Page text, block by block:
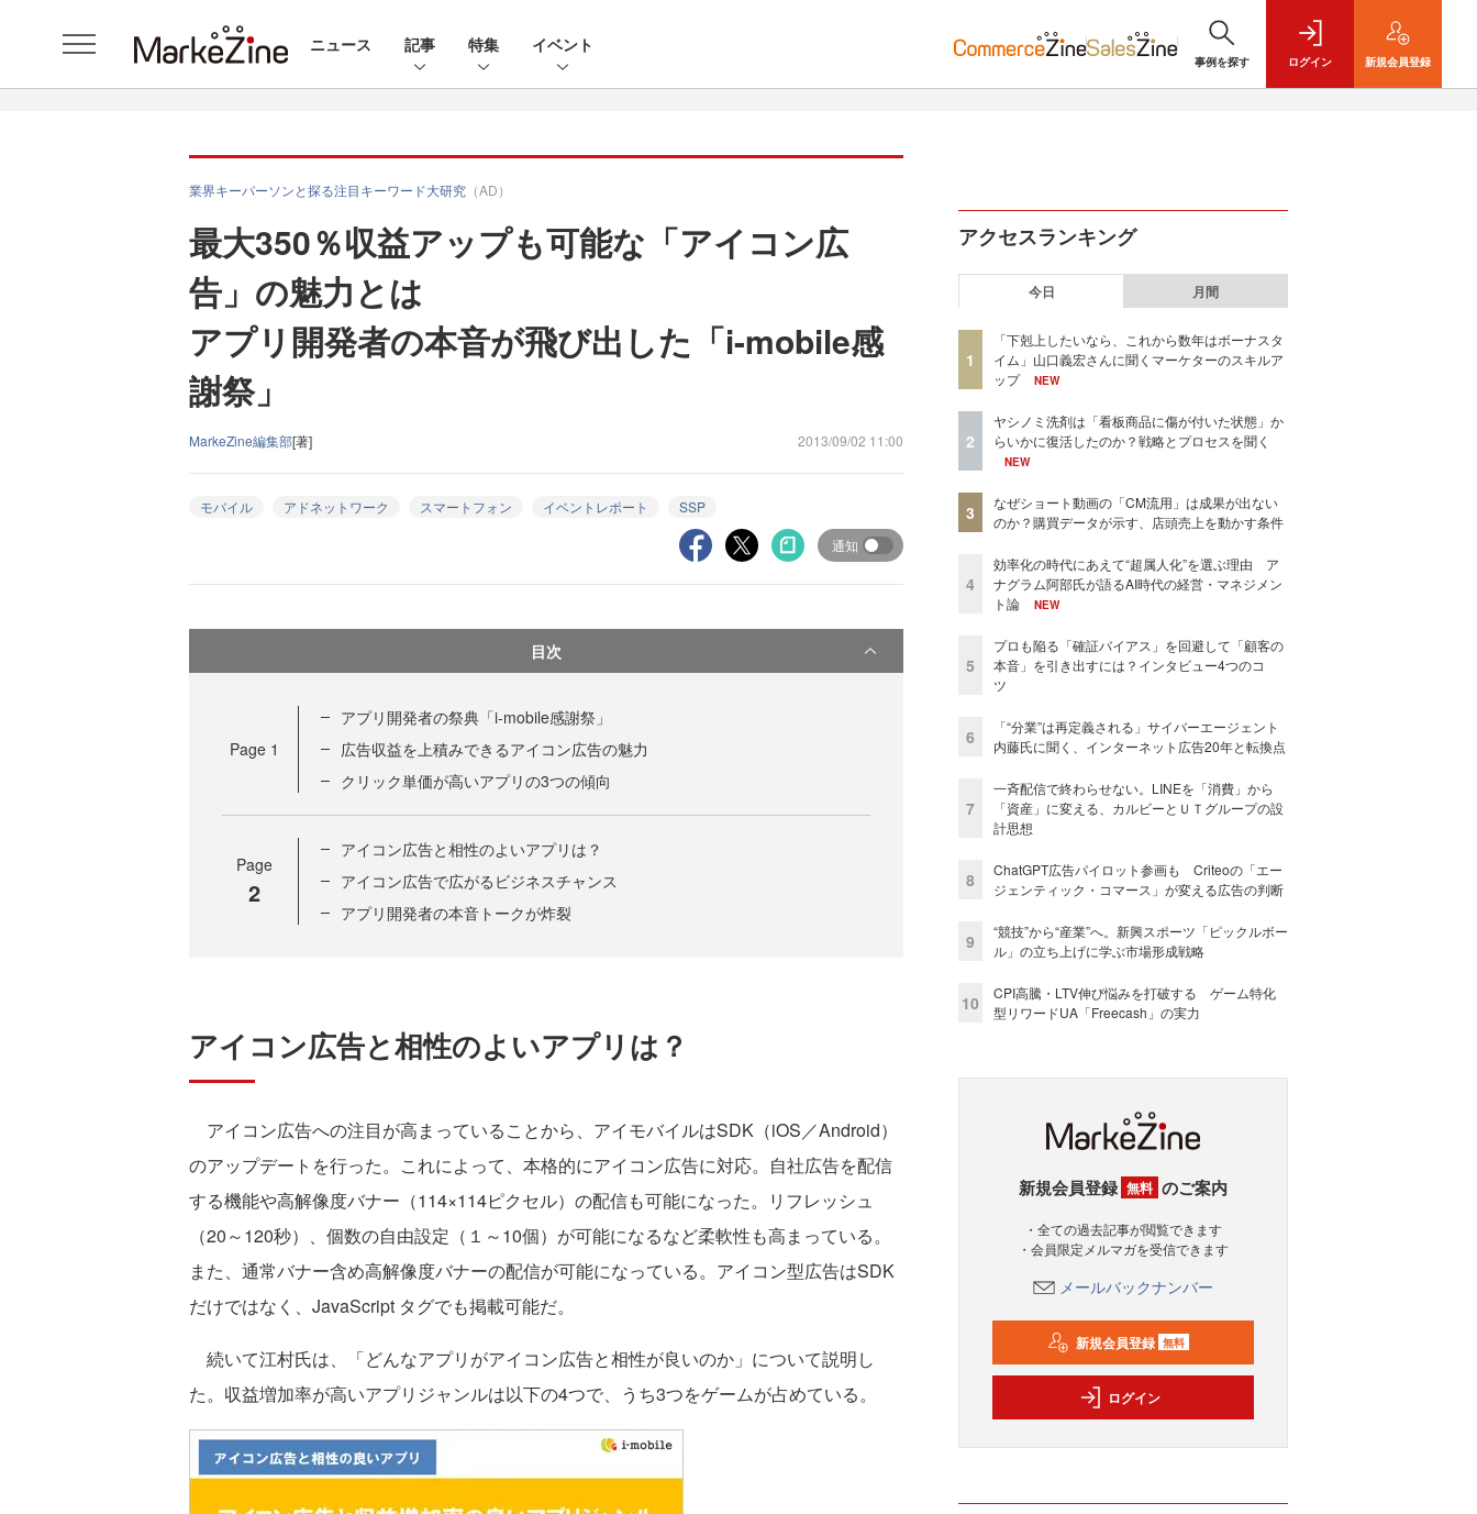
ニュース 記事 特集 イベント
事例を探す ログイン 新規会員登録
業界キーパーソンと探る注目キーワード大研究 （AD）
最大350％収益アップも可能な「アイコン広
告」の魅力とは
アプリ開発者の本音が飛び出した「i-mobile感
謝祭」
MarkeZine編集部[著] 2013/09/02 11:00
モバイル アドネットワーク スマートフォン イベントレポート SSP
通知
目次
Page 1
アプリ開発者の祭典「i-mobile感謝祭」
広告収益を上積みできるアイコン広告の魅力
クリック単価が高いアプリの3つの傾向
Page
2
アイコン広告と相性のよいアプリは？
アイコン広告で広がるビジネスチャンス
アプリ開発者の本音トークが炸裂
アイコン広告と相性のよいアプリは？
アイコン広告への注目が高まっていることから、アイモバイルはSDK（iOS／Android）
のアップデートを行った。これによって、本格的にアイコン広告に対応。自社広告を配信
する機能や高解像度バナー（114×114ピクセル）の配信も可能になった。リフレッシュ
（20～120秒）、個数の自由設定（１～10個）が可能になるなど柔軟性も高まっている。
また、通常バナー含め高解像度バナーの配信が可能になっている。アイコン型広告はSDK
だけではなく、JavaScript タグでも掲載可能だ。
続いて江村氏は、「どんなアプリがアイコン広告と相性が良いのか」について説明し
た。収益増加率が高いアプリジャンルは以下の4つで、うち3つをゲームが占めている。
アクセスランキング
今日 月間
1
「下剋上したいなら、これから数年はボーナスタ
イム」山口義宏さんに聞くマーケターのスキルア
ップ
NEW
2
ヤシノミ洗剤は「看板商品に傷が付いた状態」か
らいかに復活したのか？戦略とプロセスを聞く
NEW
3
なぜショート動画の「CM流用」は成果が出ない
のか？購買データが示す、店頭売上を動かす条件
4
効率化の時代にあえて“超属人化”を選ぶ理由 ア
ナグラム阿部氏が語るAI時代の経営・マネジメン
ト論
NEW
5
プロも陥る「確証バイアス」を回避して「顧客の
本音」を引き出すには？インタビュー4つのコ
ツ
6
「“分業”は再定義される」サイバーエージェント
内藤氏に聞く、インターネット広告20年と転換点
7
一斉配信で終わらせない。LINEを「消費」から
「資産」に変える、カルビーとＵＴグループの設
計思想
8
ChatGPT広告パイロット参画も Criteoの「エー
ジェンティック・コマース」が変える広告の判断
9
“競技”から“産業”へ。新興スポーツ「ピックルボー
ル」の立ち上げに学ぶ市場形成戦略
10
CPI高騰・LTV伸び悩みを打破する ゲーム特化
型リワードUA「Freecash」の実力
新規会員登録 無料 のご案内
・全ての過去記事が閲覧できます
・会員限定メルマガを受信できます
メールバックナンバー
新規会員登録 無料
ログイン